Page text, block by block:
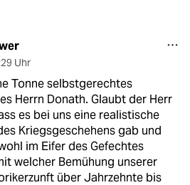
Uhr
Tonne selbstgerechtes
Herrn Donath. Glaubt der Herr
es bei uns eine realistische
Kriegsgeschehens gab und
im Eifer des Gefechtes
welcher Bemühung unserer
über Jahrzehnte bis